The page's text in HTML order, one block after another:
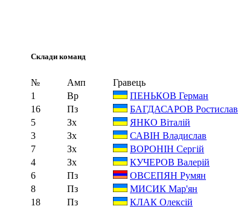
Склади команд
№ Амп Гравець
1
Вр ПЕНЬКОВ Герман
16
Пз БАГДАСАРОВ Ростислав
5
Зх ЯНКО Віталій
3
Зх САВІН Владислав
7
Зх ВОРОНІН Сергій
4
Зх КУЧЕРОВ Валерій
6
Пз ОВСЕПЯН Румян
8
Пз МИСИК Мар'ян
18
Пз КЛАК Олексій